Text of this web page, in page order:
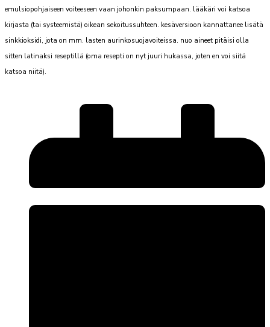
emulsiopohjaiseen voiteeseen vaan johonkin paksumpaan. lääkäri voi katsoa
kirjasta (tai systeemistä) oikean sekoitussuhteen. kesäversioon kannattanee lisätä
sinkkioksidi, jota on mm. lasten aurinkosuojavoiteissa. nuo aineet pitäisi olla
sitten latinaksi reseptillä (oma resepti on nyt juuri hukassa, joten en voi siitä
katsoa niitä).